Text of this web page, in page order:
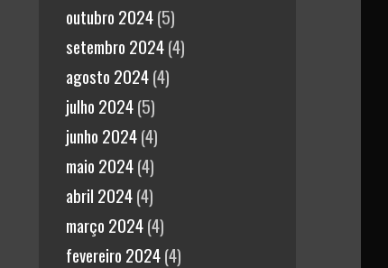
outubro 2024(5)
setembro 2024(4)
agosto 2024(4)
julho 2024(5)
junho 2024(4)
maio 2024(4)
abril 2024(4)
março 2024(4)
fevereiro 2024(4)